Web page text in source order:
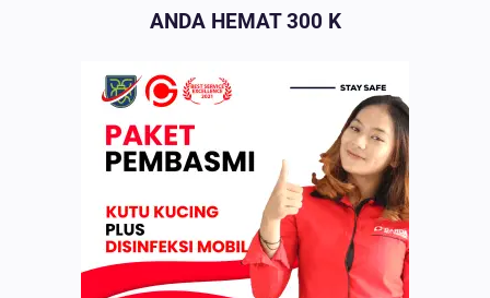
ANDA HEMAT 300 K